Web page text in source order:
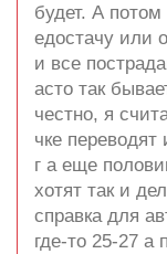
будет. А потом
едостачу или
и все
асто так
честно, я
чке переводят
г а еще
хотят так и
справка для
где-то 25-27 а